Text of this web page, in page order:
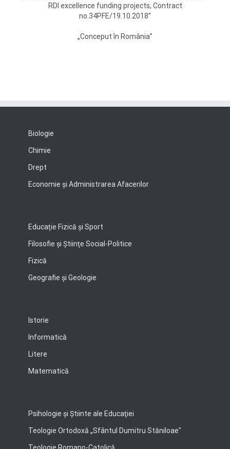
RDI excellence funding projects, Contract
no.34PFE/19.10.2018”
„Conceput în România”
Biologie
Chimie
Drept
Economie şi Administrarea Afacerilor
Educație Fizică și Sport
Filosofie şi Ştiinţe Social-Politice
Fizică
Geografie şi Geologie
Istorie
Informatică
Litere
Matematică
Psihologie şi Ştiinte ale Educaţiei
Teologie Ortodoxă „Sfântul Dumitru Stăniloae"